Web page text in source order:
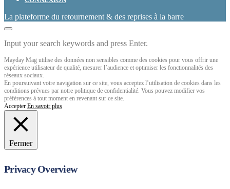
La plateforme du retournement & des reprises à la barre
Input your search keywords and press Enter.
Mayday Mag utilise des données non sensibles comme des cookies pour vous offrir une
expérience utilisateur de qualité, mesurer l’audience et optimiser les fonctionnalités des
réseaux sociaux.
En poursuivant votre navigation sur ce site, vous acceptez l’utilisation de cookies dans les
conditions prévues par notre politique de confidentialité. Vous pouvez modifier vos
préférences à tout moment en revenant sur ce site.
Accepter En savoir plus
Fermer
Privacy Overview